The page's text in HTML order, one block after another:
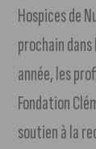
Hospices de
prochain
année, les
Fondation
soutien à la